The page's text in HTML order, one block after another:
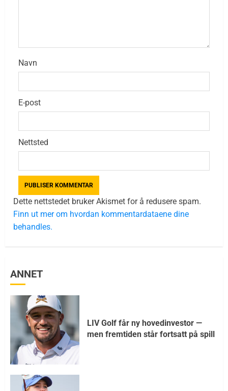
Navn
E-post
Nettsted
Dette nettstedet bruker Akismet for å redusere spam.
Finn ut mer om hvordan kommentardataene dine
behandles.
ANNET
LIV Golf får ny hovedinvestor —
men fremtiden står fortsatt på spill